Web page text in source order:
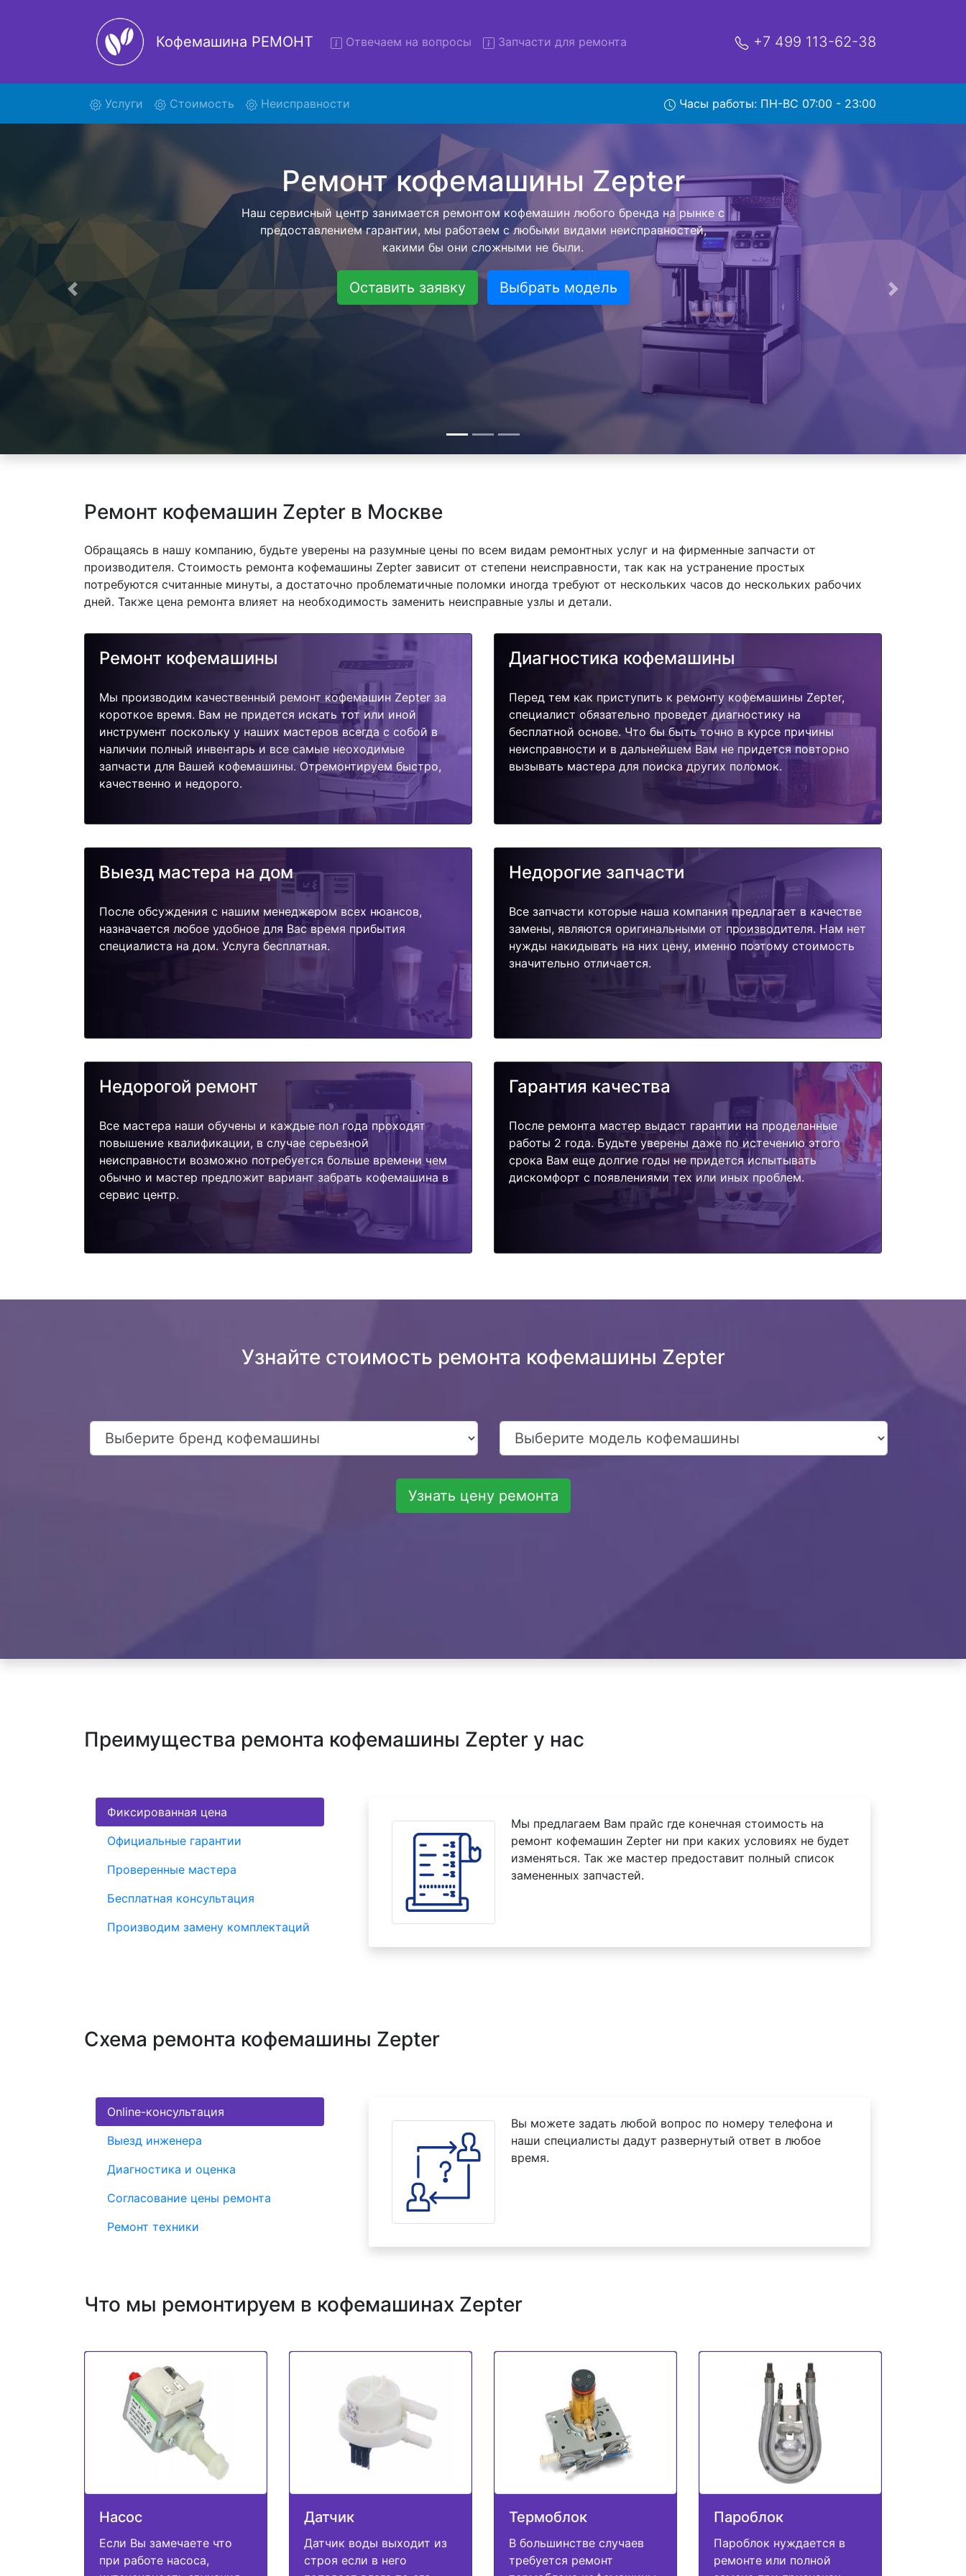
Кофемашина РЕМОНТ Отвечаем на вопросы Запчасти для ремонта +7 499 113-62-38
Услуги (current)Стоимость Неисправности Часы работы: ПН-ВС 07:00 - 23:00
Ремонт кофемашин Zepter с вывозом в
сервис
Мы предоставляем бесплатную услугу - ремонт кофемашин Zepter с вывозом
техники в сервисный центр, а после завершения всех работ привезем обратно.
Цена фиксируется с момента согласования с мастером до возвращения бытовой
техники обратно владельцу.
Оставить заявку Выбрать модель
Предыдущая Следующая
Ремонт кофемашин Zepter в Москве
Обращаясь в нашу компанию, будьте уверены на разумные цены по всем видам ремонтных услуг и на фирменные запчасти от
производителя. Стоимость ремонта кофемашины Zepter зависит от степени неисправности, так как на устранение простых
потребуются считанные минуты, а достаточно проблематичные поломки иногда требуют от нескольких часов до нескольких рабочих
дней. Также цена ремонта влияет на необходимость заменить неисправные узлы и детали.
Ремонт кофемашины
Мы производим качественный ремонт кофемашин Zepter за
короткое время. Вам не придется искать тот или иной
инструмент поскольку у наших мастеров всегда с собой в
наличии полный инвентарь и все самые неоходимые
запчасти для Вашей кофемашины. Отремонтируем быстро,
качественно и недорого.
Диагностика кофемашины
Перед тем как приступить к ремонту кофемашины Zepter,
специалист обязательно проведет диагностику на
бесплатной основе. Что бы быть точно в курсе причины
неисправности и в дальнейшем Вам не придется повторно
вызывать мастера для поиска других поломок.
Выезд мастера на дом
После обсуждения с нашим менеджером всех нюансов,
назначается любое удобное для Вас время прибытия
специалиста на дом. Услуга бесплатная.
Недорогие запчасти
Все запчасти которые наша компания предлагает в качестве
замены, являются оригинальными от производителя. Нам нет
нужды накидывать на них цену, именно поэтому стоимость
значительно отличается.
Недорогой ремонт
Все мастера наши обучены и каждые пол года проходят
повышение квалификации, в случае серьезной
неисправности возможно потребуется больше времени чем
обычно и мастер предложит вариант забрать кофемашина в
сервис центр.
Гарантия качества
После ремонта мастер выдаст гарантии на проделанные
работы 2 года. Будьте уверены даже по истечению этого
срока Вам еще долгие годы не придется испытывать
дискомфорт с появлениями тех или иных проблем.
Узнайте стоимость ремонта кофемашины Zepter
Узнать цену ремонта
Преимущества ремонта кофемашины Zepter у нас
Фиксированная цена
Официальные гарантии
Проверенные мастера
Бесплатная консультация
Производим замену комплектаций
Мы предлагаем Вам прайс где конечная стоимость на
ремонт кофемашин Zepter ни при каких условиях не будет
изменяться. Так же мастер предоставит полный список
замененных запчастей.
Схема ремонта кофемашины Zepter
Online-консультация
Выезд инженера
Диагностика и оценка
Согласование цены ремонта
Ремонт техники
Вы можете задать любой вопрос по номеру телефона и
наши специалисты дадут развернутый ответ в любое
время.
Что мы ремонтируем в кофемашинах Zepter
Насос
Если Вы замечаете что
при работе насоса,
Датчик
Датчик воды выходит из
строя если в него
Термоблок
В большинстве случаев
требуется ремонт
Пароблок
Пароблок нуждается в
ремонте или полной